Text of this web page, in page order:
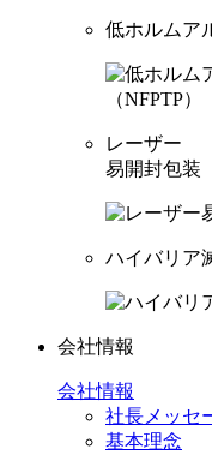
低ホルムア
レーザー
易開封包装
ハイバリア
会社情報
会社情報
社長メッセ
基本理念